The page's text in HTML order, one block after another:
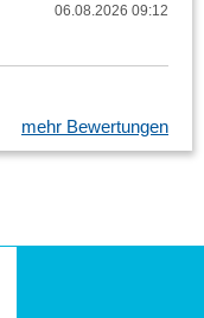
06.08.2026 09:12
mehr Bewertungen